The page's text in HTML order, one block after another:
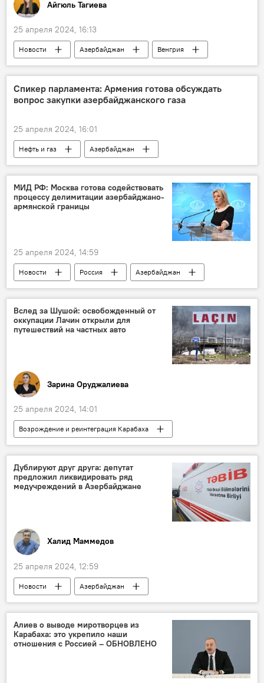
Айгюль Тагиева
25 апреля 2024, 16:13
Новости Азербайджан
Венгрия
Экономика
Петер Сийярто
Газ
Товарооборот
Сахиль Бабаев
Карабах
Спикер парламента: Армения готова обсуждать
вопрос закупки азербайджанского газа
25 апреля 2024, 16:01
Нефть и газ
Азербайджан
Армения
Экономика
Энергетика
Газ
спикер парламента Армении Ален Симонян
МИД РФ: Москва готова содействовать
процессу делимитации азербайджано-
армянской границы
25 апреля 2024, 14:59
Новости Россия
Азербайджан
Армения
Южный Кавказ
Политика
МИД России
ЕС
Запад
СМИ
Мария Захарова
Вслед за Шушой: освобожденный от
оккупации Лачин открыли для
путешествий на частных авто
Зарина Оруджалиева
25 апреля 2024, 14:01
Возрождение и реинтеграция Карабаха
Азербайджан
Карабах
Лачин
Шуша
Суговушан
Автомобиль
"Большое возвращение"
Дублируют друг друга: депутат
предложил ликвидировать ряд
медучреждений в Азербайджане
Халид Маммедов
25 апреля 2024, 12:59
Новости
Азербайджан
Милли Меджлис
Общество
Министерство здравоохранения АР
Алиев о выводе миротворцев из
Карабаха: это укрепило наши
отношения с Россией – ОБНОВЛЕНО